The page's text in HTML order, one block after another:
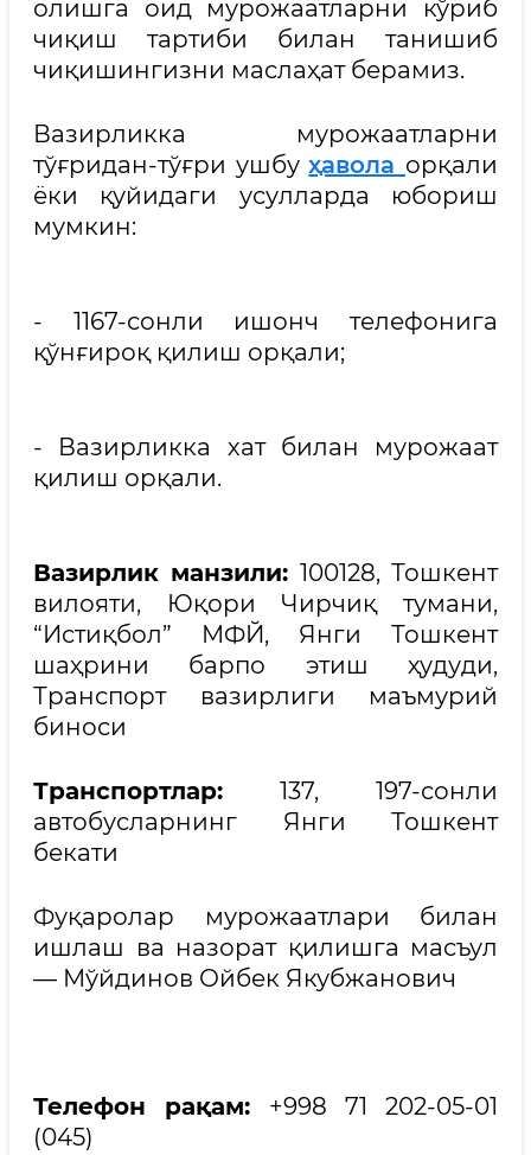
олишга оид мурожаатларни кўриб
чиқиш тартиби билан танишиб
чиқишингизни маслаҳат берамиз.
Вазирликка мурожаатларни
тўғридан-тўғри ушбуҳавола орқали
ёки қуйидаги усулларда юбориш
мумкин:
- 1167-сонли ишонч телефонига
қўнғироқ қилиш орқали;
- Вазирликка хат билан мурожаат
қилиш орқали.
Вазирлик манзили: 100128, Тошкент
вилояти, Юқори Чирчиқ тумани,
“Истиқбол” МФЙ, Янги Тошкент
шаҳрини барпо этиш ҳудуди,
Транспорт вазирлиги маъмурий
биноси
Транспортлар: 137, 197-сонли
автобусларнинг Янги Тошкент
бекати
Фуқаролар мурожаатлари билан
ишлаш ва назорат қилишга масъул
— Мўйдинов Ойбек Якубжанович
Телефон рақам: +998 71 202-05-01
(045)